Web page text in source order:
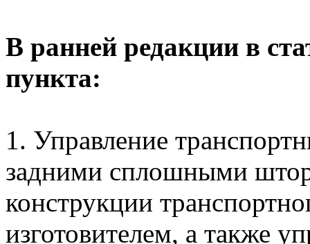
В ранней редакции в
пункта:
1. Управление
задними сплошными
конструкции
изготовителем, а также